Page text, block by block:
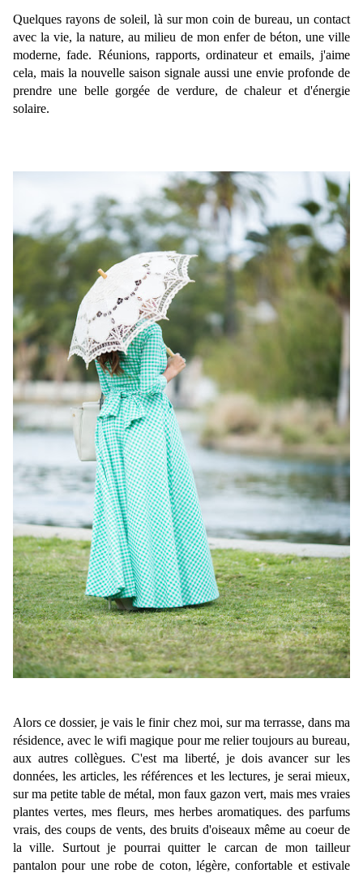
Quelques rayons de soleil, là sur mon coin de bureau, un contact
avec la vie, la nature, au milieu de mon enfer de béton, une ville
moderne, fade. Réunions, rapports, ordinateur et emails, j'aime
cela, mais la nouvelle saison signale aussi une envie profonde de
prendre une belle gorgée de verdure, de chaleur et d'énergie
solaire.
Alors ce dossier, je vais le finir chez moi, sur ma terrasse, dans ma
résidence, avec le wifi magique pour me relier toujours au bureau,
aux autres collègues. C'est ma liberté, je dois avancer sur les
données, les articles, les références et les lectures, je serai mieux,
sur ma petite table de métal, mon faux gazon vert, mais mes vraies
plantes vertes, mes fleurs, mes herbes aromatiques. des parfums
vrais, des coups de vents, des bruits d'oiseaux même au coeur de
la ville. Surtout je pourrai quitter le carcan de mon tailleur
pantalon pour une robe de coton, légère, confortable et estivale